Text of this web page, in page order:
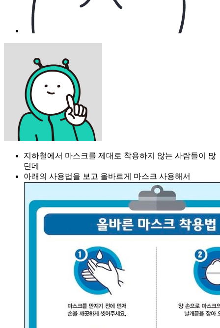
지하철에서 마스크를 제대로 착용하지 않는 사람들이 많
던데
아래의 사용법을 보고 올바르게 마스크 사용해서